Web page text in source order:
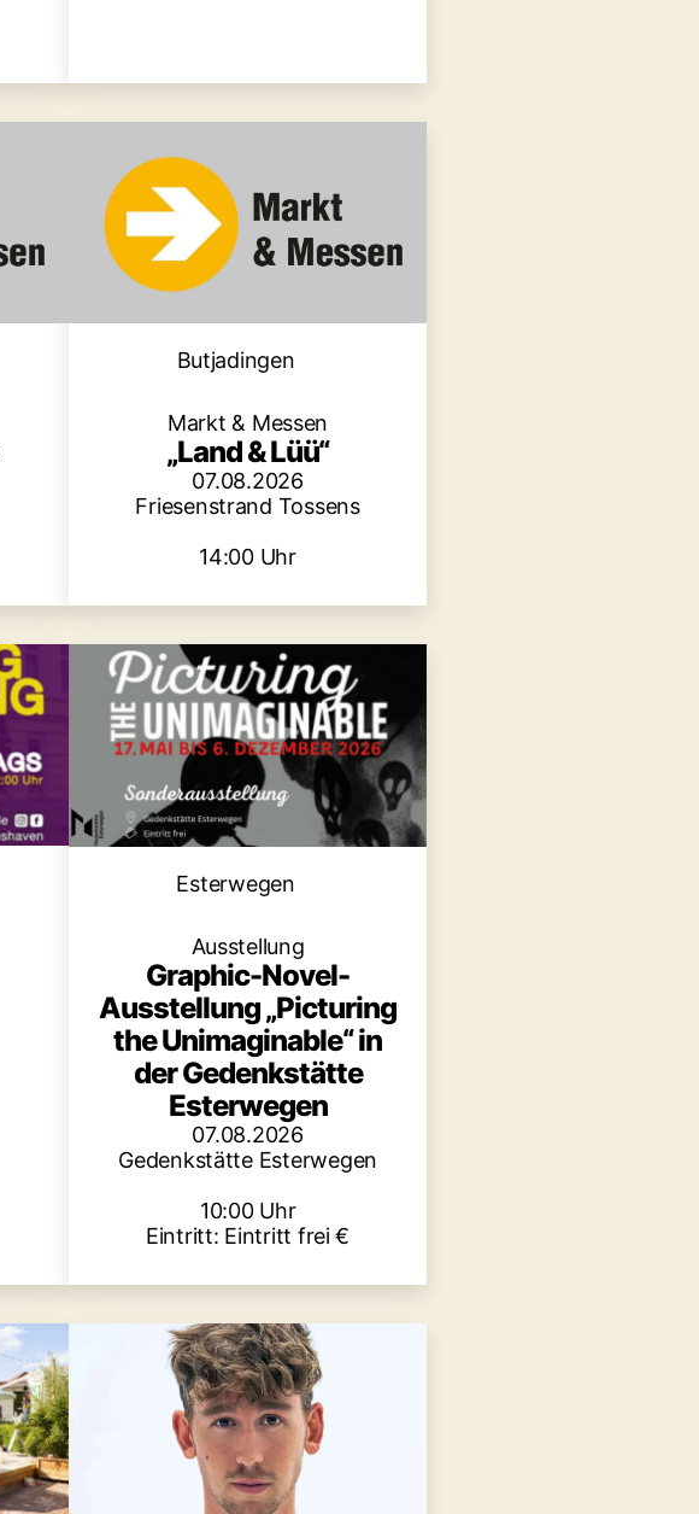
Kategorien
Butjadingen
Markt & Messen
„Land & Lüü“
07.08.2026
Friesenstrand Tossens
14:00 Uhr
Kategorien
Esterwegen
Ausstellung
Graphic-Novel-
Ausstellung „Picturing
the Unimaginable“ in
der Gedenkstätte
Esterwegen
07.08.2026
Gedenkstätte Esterwegen
10:00 Uhr
Eintritt: Eintritt frei €